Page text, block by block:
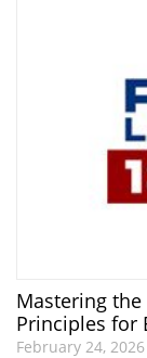
Mastering the
Principles for
February 24, 2026